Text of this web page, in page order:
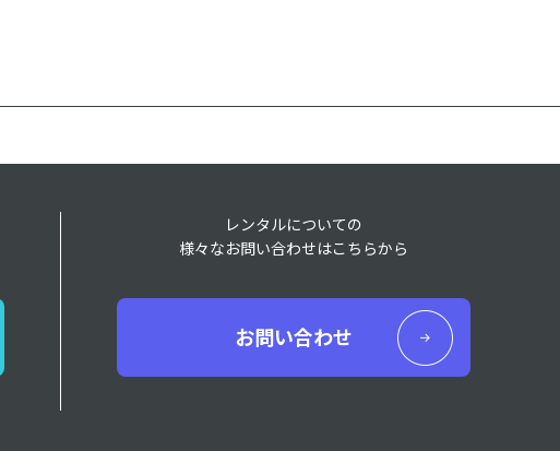
レンタルについての
様々なお問い合わせはこちらから
お問い合わせ